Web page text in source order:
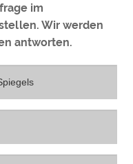
im
Wir werden
antworten.